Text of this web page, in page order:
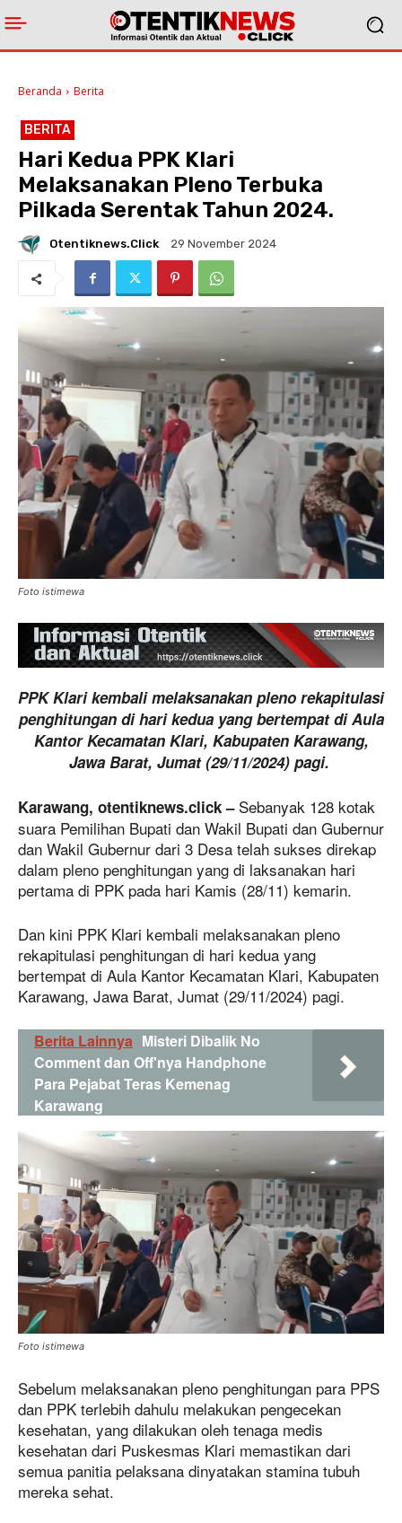
Beranda Berita
BERITA
Hari Kedua PPK Klari
Melaksanakan Pleno Terbuka
Pilkada Serentak Tahun 2024.
Otentiknews.click 29 November 2024
Foto istimewa
PPK Klari kembali melaksanakan pleno rekapitulasi
penghitungan di hari kedua yang bertempat di Aula
Kantor Kecamatan Klari, Kabupaten Karawang,
Jawa Barat, Jumat (29/11/2024) pagi.
Karawang, otentiknews.click –Sebanyak 128 kotak
suara Pemilihan Bupati dan Wakil Bupati dan Gubernur
dan Wakil Gubernur dari 3 Desa telah sukses direkap
dalam pleno penghitungan yang di laksanakan hari
pertama di PPK pada hari Kamis (28/11) kemarin.
Dan kini PPK Klari kembali melaksanakan pleno
rekapitulasi penghitungan di hari kedua yang
bertempat di Aula Kantor Kecamatan Klari, Kabupaten
Karawang, Jawa Barat, Jumat (29/11/2024) pagi.
Berita Lainnya Misteri Dibalik No
Comment dan Off'nya Handphone
Para Pejabat Teras Kemenag
Karawang
Foto istimewa
Sebelum melaksanakan pleno penghitungan para PPS
dan PPK terlebih dahulu melakukan pengecekan
kesehatan, yang dilakukan oleh tenaga medis
kesehatan dari Puskesmas Klari memastikan dari
semua panitia pelaksana dinyatakan stamina tubuh
mereka sehat.